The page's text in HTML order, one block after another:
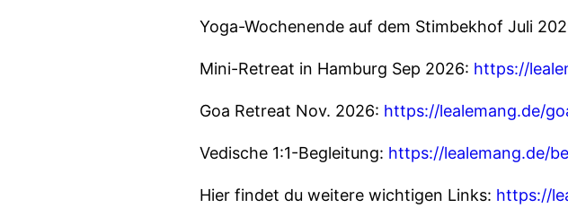
Yoga-Wochenende auf dem Stimbekhof Juli
Mini-Retreat in Hamburg Sep 2026: https://
Goa Retreat Nov. 2026: https://lealemang.de/
Vedische 1:1-Begleitung: https://lealemang.de/
Hier findet du weitere wichtigen Links: https://